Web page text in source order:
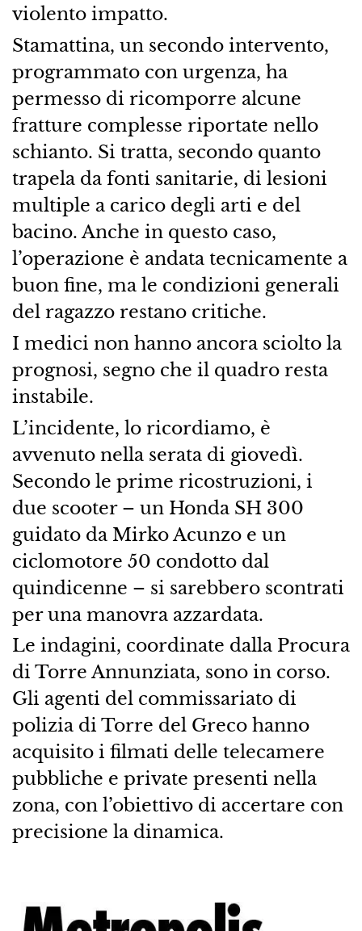
violento impatto.
Stamattina, un secondo intervento,
programmato con urgenza, ha
permesso di ricomporre alcune
fratture complesse riportate nello
schianto. Si tratta, secondo quanto
trapela da fonti sanitarie, di lesioni
multiple a carico degli arti e del
bacino. Anche in questo caso,
l’operazione è andata tecnicamente a
buon fine, ma le condizioni generali
del ragazzo restano critiche.
I medici non hanno ancora sciolto la
prognosi, segno che il quadro resta
instabile.
L’incidente, lo ricordiamo, è
avvenuto nella serata di giovedì.
Secondo le prime ricostruzioni, i
due scooter – un Honda SH 300
guidato da Mirko Acunzo e un
ciclomotore 50 condotto dal
quindicenne – si sarebbero scontrati
per una manovra azzardata.
Le indagini, coordinate dalla Procura
di Torre Annunziata, sono in corso.
Gli agenti del commissariato di
polizia di Torre del Greco hanno
acquisito i filmati delle telecamere
pubbliche e private presenti nella
zona, con l’obiettivo di accertare con
precisione la dinamica.